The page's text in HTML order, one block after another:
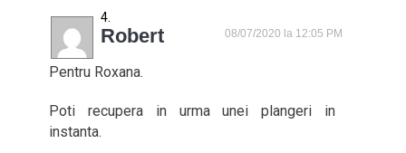
Robert 08/07/2020 la 12:05 PM
Pentru Roxana.
Poti recupera in urma unei plangeri in
instanta.